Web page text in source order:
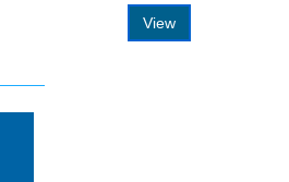
View